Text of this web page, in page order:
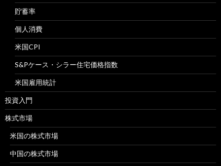
貯蓄率
個人消費
米国CPI
S&Pケース・シラー住宅価格指数
米国雇用統計
投資入門
株式市場
米国の株式市場
中国の株式市場